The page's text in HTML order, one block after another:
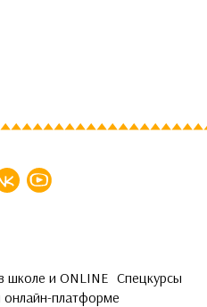
школе и ONLINE Спецкурсы
онлайн-платформе